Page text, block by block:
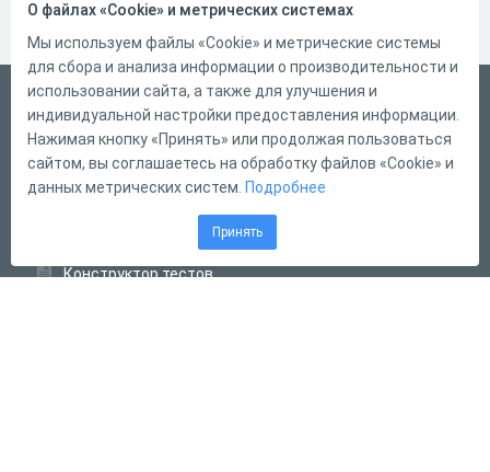
Русский
Справка
Форма обратной связи
Конструктор тестов
О файлах «Cookie» и метрических системах
Мы используем файлы «Cookie» и метрические системы
для сбора и анализа информации о производительности и
использовании сайта, а также для улучшения и
индивидуальной настройки предоставления информации.
Нажимая кнопку «Принять» или продолжая пользоваться
сайтом, вы соглашаетесь на обработку файлов «Cookie» и
данных метрических систем. Подробнее
Принять